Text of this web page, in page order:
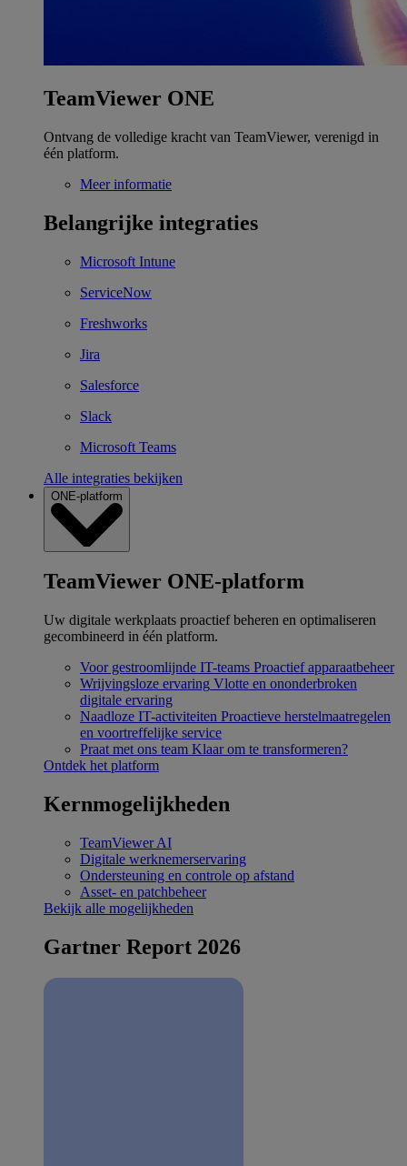
TeamViewer ONE
Ontvang de volledige kracht van TeamViewer, verenigd in
één platform.
Meer informatie
Belangrijke integraties
Microsoft Intune
ServiceNow
Freshworks
Jira
Salesforce
Slack
Microsoft Teams
Alle integraties bekijken
ONE-platform
TeamViewer ONE-platform
Uw digitale werkplaats proactief beheren en optimaliseren
gecombineerd in één platform.
Voor gestroomlijnde IT-teams Proactief apparaatbeheer
Wrijvingsloze ervaring Vlotte en ononderbroken
digitale ervaring
Naadloze IT-activiteiten Proactieve herstelmaatregelen
en voortreffelijke service
Praat met ons team Klaar om te transformeren?
Ontdek het platform
Kernmogelijkheden
TeamViewer AI
Digitale werknemerservaring
Ondersteuning en controle op afstand
Asset- en patchbeheer
Bekijk alle mogelijkheden
Gartner Report 2026